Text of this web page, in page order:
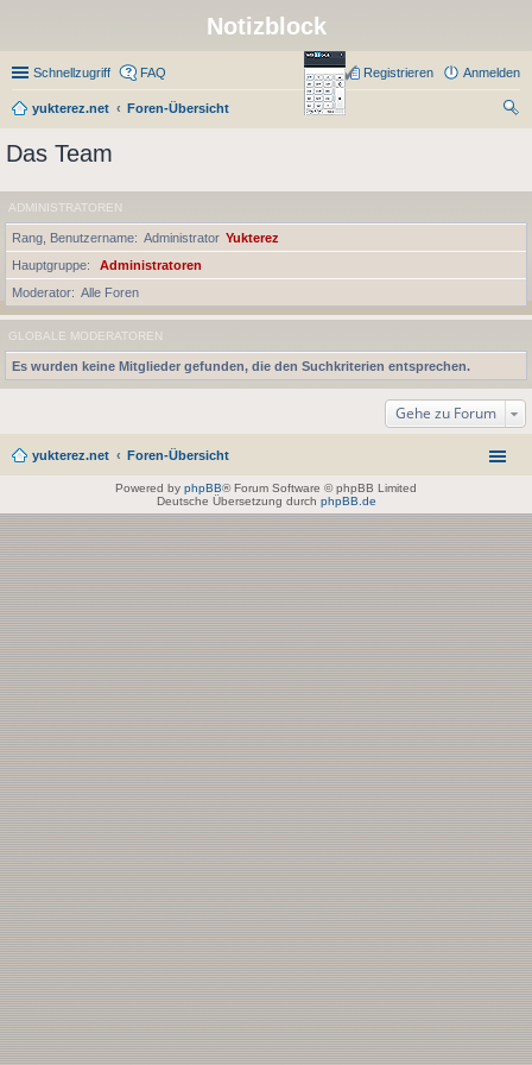
Notizblock
Schnellzugriff FAQ Anmelden
Registrieren
yukterez.net
Foren-Übersicht
Das Team
ADMINISTRATOREN
Rang, Benutzername Administrator Yukterez
Hauptgruppe
Administratoren
Moderator
Alle Foren
GLOBALE MODERATOREN
Es wurden keine Mitglieder gefunden, die den Suchkriterien entsprechen.
Gehe zu Forum
yukterez.net Foren-Übersicht
Powered by phpBB® Forum Software © phpBB Limited
Deutsche Übersetzung durch phpBB.de